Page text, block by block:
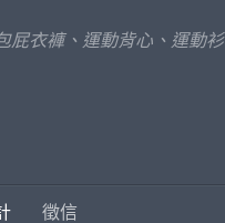
屁衣褲、運動背心、運動
徵信